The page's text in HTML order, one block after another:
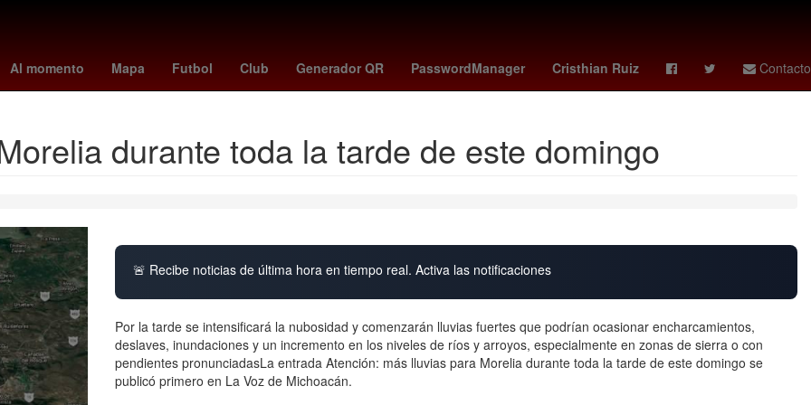
Al momento Mapa Futbol Club Generador QR PasswordManager Cristhian Ruiz Contacto
México Suena Villa Madero Zapotlán de Juárez Hernán Cortés Henipavirus Mario Arturo Moreno Ivanova Nueva Italia
durante toda la tarde de este domingo
🚨 Recibe noticias de última hora en tiempo real. Activa las notificaciones
Por la tarde se intensificará la nubosidad y comenzarán lluvias fuertes que podrían ocasionar encharcamientos,
deslaves, inundaciones y un incremento en los niveles de ríos y arroyos, especialmente en zonas de sierra o con
pendientes pronunciadasLa entrada Atención: más lluvias para Morelia durante toda la tarde de este domingo se
publicó primero en La Voz de Michoacán.